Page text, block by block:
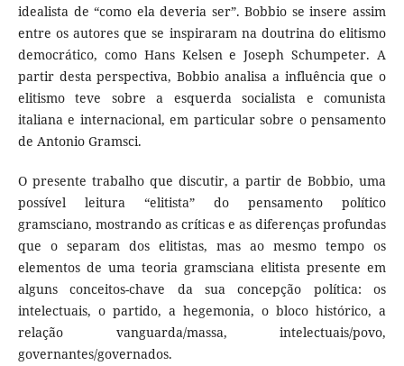
idealista de “como ela deveria ser”. Bobbio se insere assim
entre os autores que se inspiraram na doutrina do elitismo
democrático, como Hans Kelsen e Joseph Schumpeter. A
partir desta perspectiva, Bobbio analisa a influência que o
elitismo teve sobre a esquerda socialista e comunista
italiana e internacional, em particular sobre o pensamento
de Antonio Gramsci.
O presente trabalho que discutir, a partir de Bobbio, uma
possível leitura “elitista” do pensamento político
gramsciano, mostrando as críticas e as diferenças profundas
que o separam dos elitistas, mas ao mesmo tempo os
elementos de uma teoria gramsciana elitista presente em
alguns conceitos-chave da sua concepção política: os
intelectuais, o partido, a hegemonia, o bloco histórico, a
relação vanguarda/massa, intelectuais/povo,
governantes/governados.